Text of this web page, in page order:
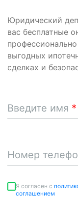
Юридический
вас бесплатные
выгодных
сделках и
Введите имя
Номер
Я согласен c
соглашением